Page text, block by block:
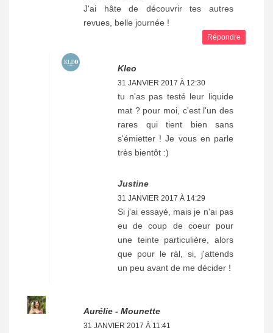
J'ai hâte de découvrir tes autres
revues, belle journée !
Répondre
Kleo
31 JANVIER 2017 À 12:30
tu n'as pas testé leur liquide
mat ? pour moi, c'est l'un des
rares qui tient bien sans
s'émietter ! Je vous en parle
très bientôt :)
Justine
31 JANVIER 2017 À 14:29
Si j'ai essayé, mais je n'ai pas
eu de coup de coeur pour
une teinte particulière, alors
que pour le ràl, si, j'attends
un peu avant de me décider !
Aurélie - Mounette
31 JANVIER 2017 À 11:41